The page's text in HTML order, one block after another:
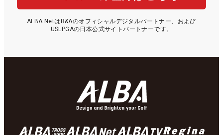
ALBA NetはR&Aのオフィシャルデジタルパートナー、および
USLPGAの日本公式サイトパートナーです。